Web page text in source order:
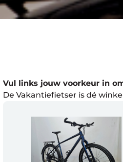
Vul links jouw voorkeur in
De Vakantiefietser is dé